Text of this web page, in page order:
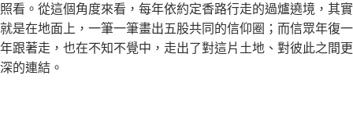
照看。從這個角度來看，每年依約定香路行走的過爐遶境，其實
就是在地面上，一筆一筆畫出五股共同的信仰圈；而信眾年復一
年跟著走，也在不知不覺中，走出了對這片土地、對彼此之間更
深的連結。